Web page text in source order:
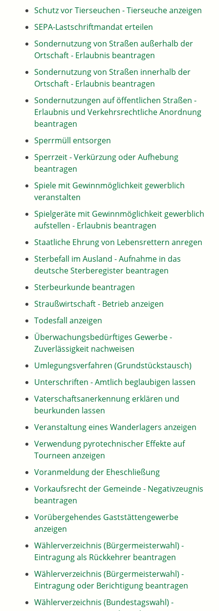
Schutz vor Tierseuchen - Tierseuche anzeigen
SEPA-Lastschriftmandat erteilen
Sondernutzung von Straßen außerhalb der
Ortschaft - Erlaubnis beantragen
Sondernutzung von Straßen innerhalb der
Ortschaft - Erlaubnis beantragen
Sondernutzungen auf öffentlichen Straßen -
Erlaubnis und Verkehrsrechtliche Anordnung
beantragen
Sperrmüll entsorgen
Sperrzeit - Verkürzung oder Aufhebung
beantragen
Spiele mit Gewinnmöglichkeit gewerblich
veranstalten
Spielgeräte mit Gewinnmöglichkeit gewerblich
aufstellen - Erlaubnis beantragen
Staatliche Ehrung von Lebensrettern anregen
Sterbefall im Ausland - Aufnahme in das
deutsche Sterberegister beantragen
Sterbeurkunde beantragen
Straußwirtschaft - Betrieb anzeigen
Todesfall anzeigen
Überwachungsbedürftiges Gewerbe -
Zuverlässigkeit nachweisen
Umlegungsverfahren (Grundstückstausch)
Unterschriften - Amtlich beglaubigen lassen
Vaterschaftsanerkennung erklären und
beurkunden lassen
Veranstaltung eines Wanderlagers anzeigen
Verwendung pyrotechnischer Effekte auf
Tourneen anzeigen
Voranmeldung der Eheschließung
Vorkaufsrecht der Gemeinde - Negativzeugnis
beantragen
Vorübergehendes Gaststättengewerbe
anzeigen
Wählerverzeichnis (Bürgermeisterwahl) -
Eintragung als Rückkehrer beantragen
Wählerverzeichnis (Bürgermeisterwahl) -
Eintragung oder Berichtigung beantragen
Wählerverzeichnis (Bundestagswahl) -